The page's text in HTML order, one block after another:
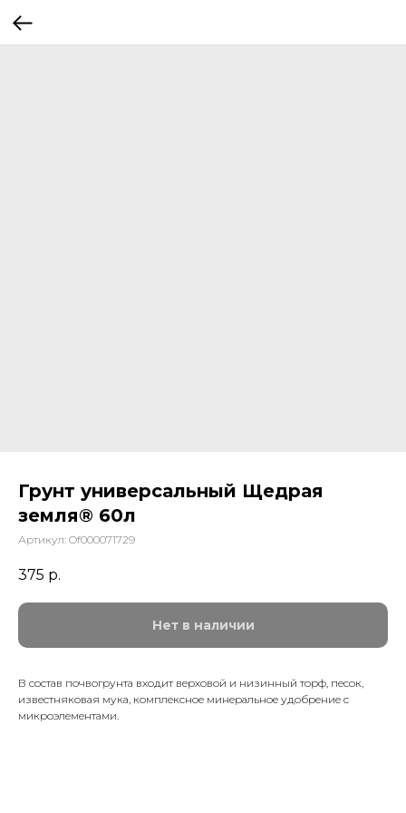
Грунт универсальный Щедрая
земля® 60л
Артикул: Of000071729
375 р.
Нет в наличии
В состав почвогрунта входит верховой и низинный торф, песок,
известняковая мука, комплексное минеральное удобрение с
микроэлементами.